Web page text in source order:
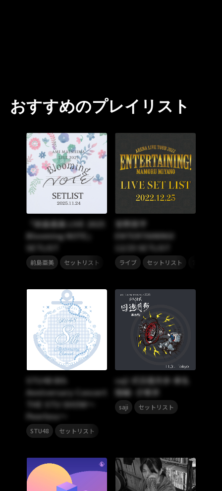
おすすめのプレイリスト
「前島亜美 LIVE 2025
Blooming NOTE」
SETLIST
前島亜美 セットリスト
宮野真守
ENTERTAINING!
12/25 SETLIST
ライブ セットリスト
STU48 8th
Anniversary Concert
THE STU SHOW～
Peerless～
STU48 セットリスト
saji 式日進月歩-東名
阪編- ＠東京
saji セットリスト